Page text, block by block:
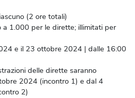
(2 ore totali)
a 1.000 per le dirette; illimitati per
e il 23 ottobre 2024 | dalle 16:00
delle dirette saranno
2024 (incontro 1) e dal 4
2)